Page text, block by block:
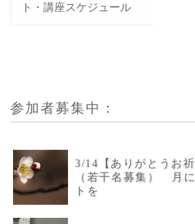
ト・講座スケジュール
参加者募集中：
3/14【ありがとうお
（若干名募集） 月
トを